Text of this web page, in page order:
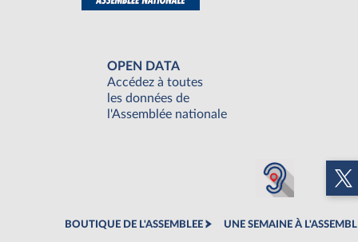
OPEN DATA
Accédez à toutes
les données de
l'Assemblée nationale
BOUTIQUE DE L'ASSEMBLEE UNE SEMAINE À